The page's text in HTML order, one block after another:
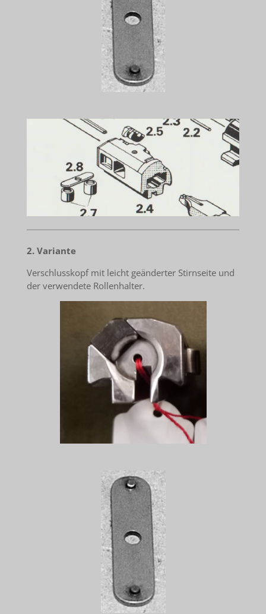
2. Variante
Verschlusskopf mit leicht geänderter Stirnseite und
der verwendete Rollenhalter.